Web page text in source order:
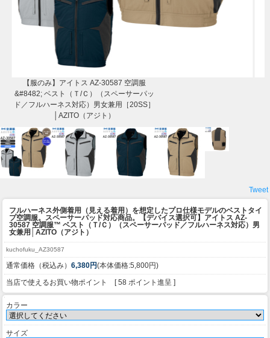
【服のみ】アイトス AZ-30587 空調服
&#8482; ベスト（Ｔ/Ｃ）（スペーサーパッ
ド／フルハーネス対応）男女兼用［20SS］
│AZITO（アジト）
Tweet
フルハーネス外側着用（見える着用）を想定したプロ仕様モデルのベストタイ
プ空調服。スペーサーパッド対応商品。
【デバイス選択可】アイトス AZ-
30587 空調服™ ベスト（Ｔ/Ｃ）（スペーサーパッド／フルハーネス対応）男
女兼用│AZITO（アジト）
kuchofuku_AZ30587
通常価格（税込み） 6,380円(本体価格:5,800円)
当店で使えるお買い物ポイント [ 58 ポイント進呈 ]
カラー
サイズ